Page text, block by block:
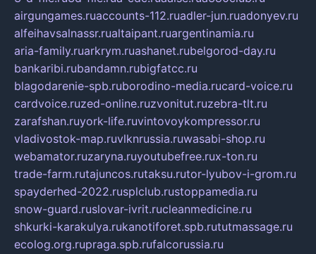
airgungames.ruaccounts-112.ruadler-jun.ruadonyev.ru
alfeihavsalnassr.rualtaipant.ruargentinamia.ru
aria-family.ruarkrym.ruashanet.rubelgorod-day.ru
bankaribi.rubandamn.rubigfatcc.ru
blagodarenie-spb.ruborodino-media.rucard-voice.ru
cardvoice.ruzed-online.ruzvonitut.ruzebra-tlt.ru
zarafshan.ruyork-life.ruvintovoykompressor.ru
vladivostok-map.ruvlknrussia.ruwasabi-shop.ru
webamator.ruzaryna.ruyoutubefree.rux-ton.ru
trade-farm.rutajuncos.rutaksu.rutor-lyubov-i-grom.ru
spayderhed-2022.rusplclub.rustoppamedia.ru
snow-guard.ruslovar-ivrit.rucleanmedicine.ru
shkurki-karakulya.rukanotiforet.spb.rututmassage.ru
ecolog.org.rupraga.spb.rufalcorussia.ru